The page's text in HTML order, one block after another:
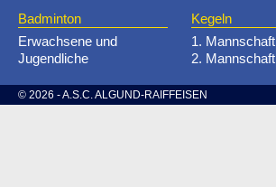
Badminton
Erwachsene und
Jugendliche
Kegeln
1. Mannschaft
2. Mannschaft
© 2026 - A.S.C. ALGUND-RAIFFEISEN